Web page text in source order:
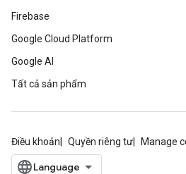
Firebase
Google Cloud Platform
Google AI
Tất cả sản phẩm
Điều khoản Quyền riêng tư Manage